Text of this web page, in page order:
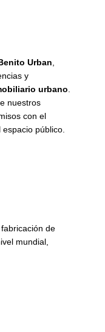
Urban,
y
urbano.
nuestros
con el
público.
de
mundial,